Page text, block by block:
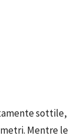
sottile,
Mentre le